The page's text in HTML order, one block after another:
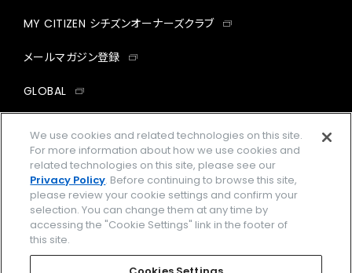
MY CITIZEN シチズンオーナーズクラブ
メールマガジン登録
GLOBAL
facebookinstagramtwitter
企業情報 ご利用規約
プライバシーポリシー Cookies Settings
We use cookies and related technologies on this site.
For more information about how we use cookies and
related technologies on this site, please see our
Privacy Policy. Before continuing to browse this site,
please review your cookie settings and confirm your
selection. You can change them at any time by
accessing the "Cookie Settings" link in the footer of
this site.